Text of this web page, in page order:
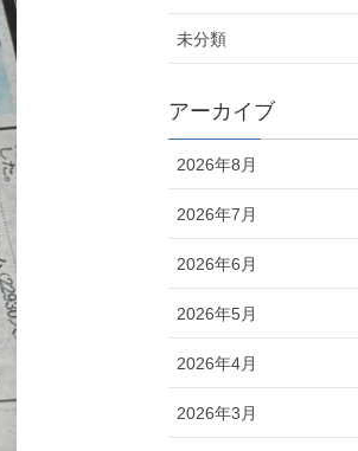
未分類
アーカイブ
2026年8月
2026年7月
2026年6月
2026年5月
2026年4月
2026年3月